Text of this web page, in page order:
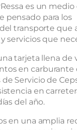
es un
pensado para los
transporte que
servicios que
tarjeta llena de
en carburante
Servicio de
en
del año.
en una amplia